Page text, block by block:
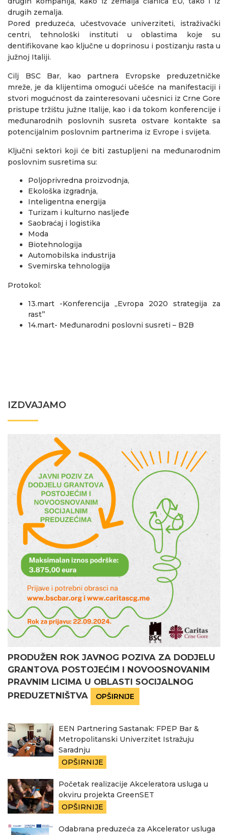
drugih zemalja.
Pored preduzeća, učestvovaće univerziteti, istraživački
centri, tehnološki instituti u oblastima koje su
dentifikovane kao ključne u doprinosu i postizanju rasta u
južnoj Italiji.
Cilj BSC Bar, kao partnera Evropske preduzetničke
mreže, je da klijentima omogući učešće na manifestaciji i
stvori mogućnost da zainteresovani učesnici iz Crne Gore
pristupe tržištu južne Italije, kao i da tokom konferencije i
međunarodnih poslovnih susreta ostvare kontakte sa
potencijalnim poslovnim partnerima iz Evrope i svijeta.
Ključni sektori koji će biti zastupljeni na međunarodnim
poslovnim susretima su:
Poljoprivredna proizvodnja,
Ekološka izgradnja,
Inteligentna energija
Turizam i kulturno nasljeđe
Saobraćaj i logistika
Moda
Biotehnologija
Automobilska industrija
Svemirska tehnologija
Protokol:
13.mart -Konferencija ,,Evropa 2020 strategija za
rast’’
14.mart- Međunarodni poslovni susreti – B2B
IZDVAJAMO
PRODUŽEN ROK JAVNOG POZIVA ZA DODJELU
GRANTOVA POSTOJEĆIM I NOVOOSNOVANIM
PRAVNIM LICIMA U OBLASTI SOCIJALNOG
PREDUZETNIŠTVA
OPŠIRNIJE
EEN Partnering Sastanak: FPEP Bar &
Metropolitanski Univerzitet Istražuju
Saradnju
OPŠIRNIJE
Početak realizacije Akceleratora usluga u
okviru projekta GreenSET
OPŠIRNIJE
Odabrana preduzeća za Akcelerator usluga